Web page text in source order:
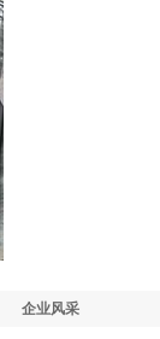
企业风采